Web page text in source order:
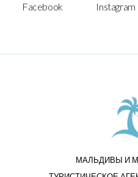
Facebook Instagram
МАЛЬДИВЫ И